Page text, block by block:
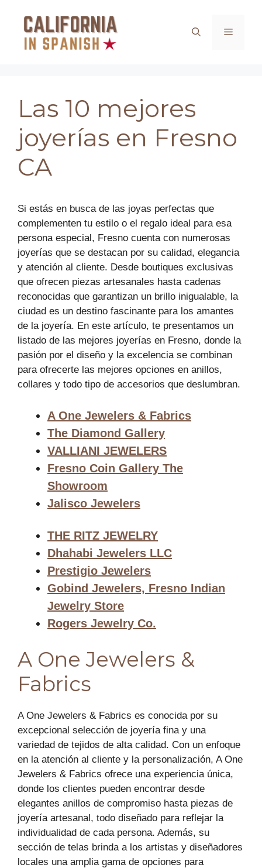
contenido
Menú
Las 10 mejores
joyerías en Fresno
CA
Si estás en busca de las joyas perfectas que
complementen tu estilo o el regalo ideal para esa
persona especial, Fresno cuenta con numerosas
joyerías que se destacan por su calidad, elegancia
y atención al cliente. Desde boutiques exclusivas
que ofrecen piezas artesanales hasta cadenas
reconocidas que garantizan un brillo inigualable, la
ciudad es un destino fascinante para los amantes
de la joyería. En este artículo, te presentamos un
listado de las mejores joyerías en Fresno, donde la
pasión por el diseño y la excelencia se combinan
para ofrecerte las mejores opciones en anillos,
collares y todo tipo de accesorios que deslumbran.
A One Jewelers & Fabrics
The Diamond Gallery
VALLIANI JEWELERS
Fresno Coin Gallery The
Showroom
Jalisco Jewelers
THE RITZ JEWELRY
Dhahabi Jewelers LLC
Prestigio Jewelers
Gobind Jewelers, Fresno Indian
Jewelry Store
Rogers Jewelry Co.
A One Jewelers &
Fabrics
A One Jewelers & Fabrics es conocida por su
excepcional selección de joyería fina y una
variedad de tejidos de alta calidad. Con un enfoque
en la atención al cliente y la personalización, A One
Jewelers & Fabrics ofrece una experiencia única,
donde los clientes pueden encontrar desde
elegantes anillos de compromiso hasta piezas de
joyería artesanal, todo diseñado para reflejar la
individualidad de cada persona. Además, su
sección de telas brinda a los artistas y diseñadores
locales una amplia gama de opciones para